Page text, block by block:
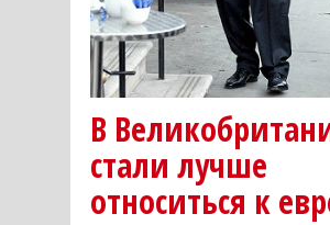
В
стали лучше
относиться к